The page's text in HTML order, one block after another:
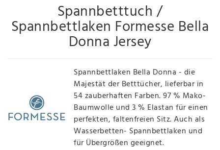
Spannbetttuch /
Spannbettlaken Formesse Bella
Donna Jersey
Spannbettlaken Bella Donna - die
Majestät der Betttücher, lieferbar in
54 zauberhaften Farben. 97 % Mako-
Baumwolle und 3 % Elastan für einen
perfekten, faltenfreien Sitz. Auch als
Wasserbetten- Spannbettlaken und
für Übergrößen geeignet.